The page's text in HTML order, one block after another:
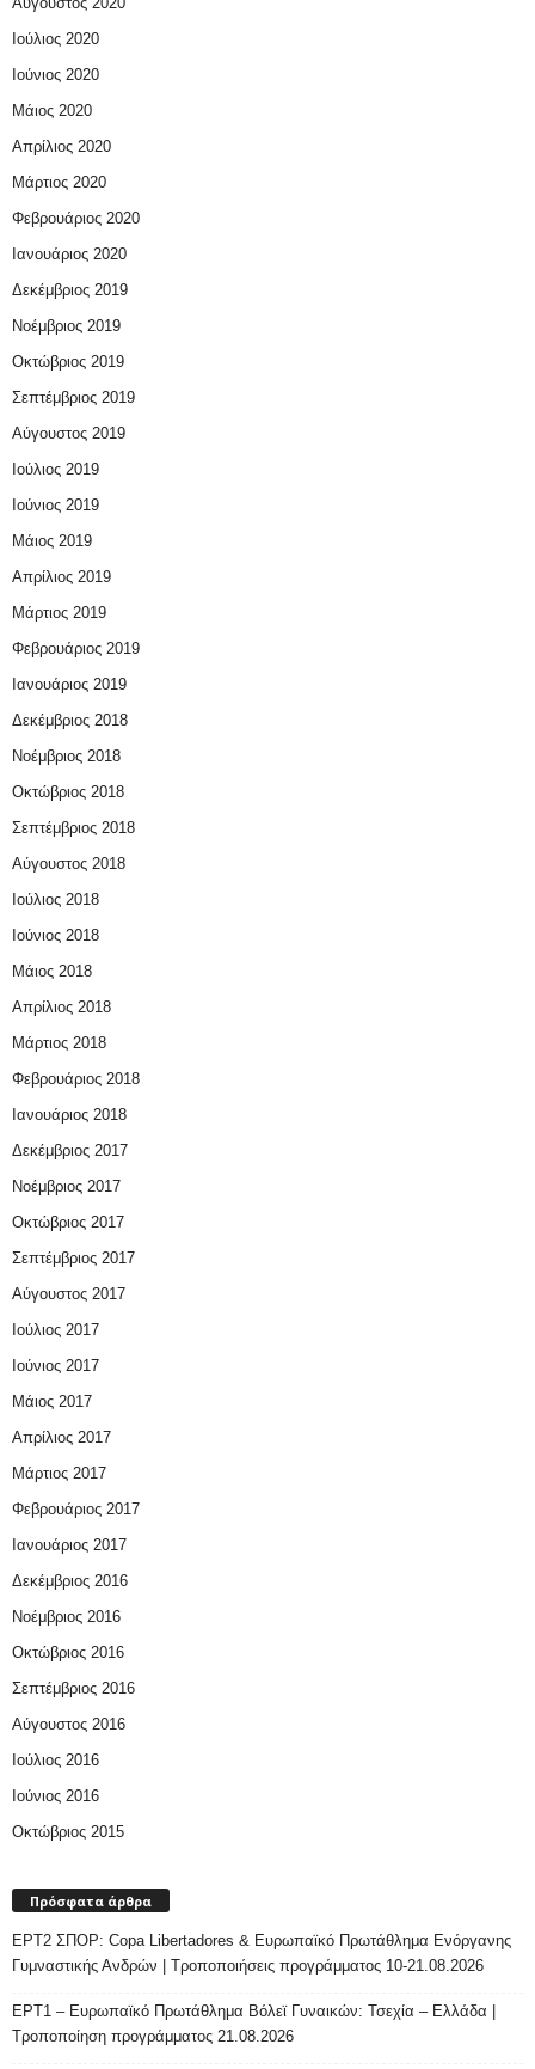
Ιούλιος 2020
Ιούνιος 2020
Μάιος 2020
Απρίλιος 2020
Μάρτιος 2020
Φεβρουάριος 2020
Ιανουάριος 2020
Δεκέμβριος 2019
Νοέμβριος 2019
Οκτώβριος 2019
Σεπτέμβριος 2019
Αύγουστος 2019
Ιούλιος 2019
Ιούνιος 2019
Μάιος 2019
Απρίλιος 2019
Μάρτιος 2019
Φεβρουάριος 2019
Ιανουάριος 2019
Δεκέμβριος 2018
Νοέμβριος 2018
Οκτώβριος 2018
Σεπτέμβριος 2018
Αύγουστος 2018
Ιούλιος 2018
Ιούνιος 2018
Μάιος 2018
Απρίλιος 2018
Μάρτιος 2018
Φεβρουάριος 2018
Ιανουάριος 2018
Δεκέμβριος 2017
Νοέμβριος 2017
Οκτώβριος 2017
Σεπτέμβριος 2017
Αύγουστος 2017
Ιούλιος 2017
Ιούνιος 2017
Μάιος 2017
Απρίλιος 2017
Μάρτιος 2017
Φεβρουάριος 2017
Ιανουάριος 2017
Δεκέμβριος 2016
Νοέμβριος 2016
Οκτώβριος 2016
Σεπτέμβριος 2016
Αύγουστος 2016
Ιούλιος 2016
Ιούνιος 2016
Οκτώβριος 2015
Πρόσφατα άρθρα
ΕΡΤ2 ΣΠΟΡ: Copa Libertadores & Ευρωπαϊκό Πρωτάθλημα Ενόργανης
Γυμναστικής Ανδρών | Τροποποιήσεις προγράμματος 10-21.08.2026
ΕΡΤ1 – Ευρωπαϊκό Πρωτάθλημα Βόλεϊ Γυναικών: Τσεχία – Ελλάδα |
Τροποποίηση προγράμματος 21.08.2026